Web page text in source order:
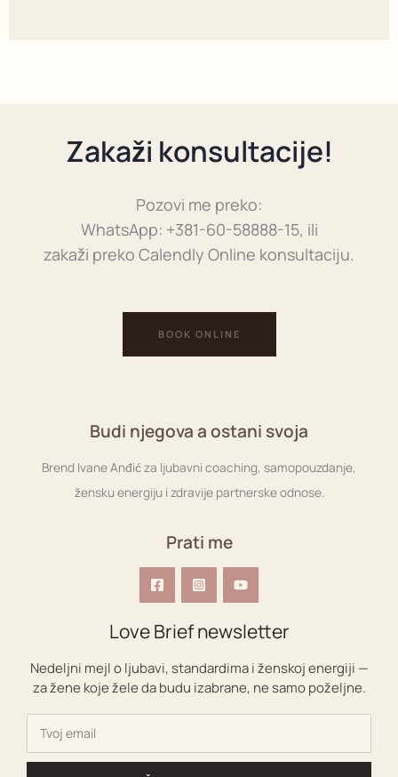
Zakaži konsultacije!
Pozovi me preko:
WhatsApp: +381-60-58888-15, ili
zakaži preko Calendly Online konsultaciju.
BOOK ONLINE
Budi njegova a ostani svoja
Brend Ivane Anđić za ljubavni coaching, samopouzdanje,
žensku energiju i zdravije partnerske odnose.
Prati me
Love Brief newsletter
Nedeljni mejl o ljubavi, standardima i ženskoj energiji —
za žene koje žele da budu izabrane, ne samo poželjne.